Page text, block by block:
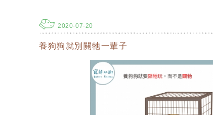
2020-07-20
養狗狗就別關牠一輩子